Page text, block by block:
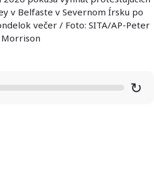
v Belfaste v Severnom Írsku po
večer / Foto: SITA/AP-Peter
Morrison
↻